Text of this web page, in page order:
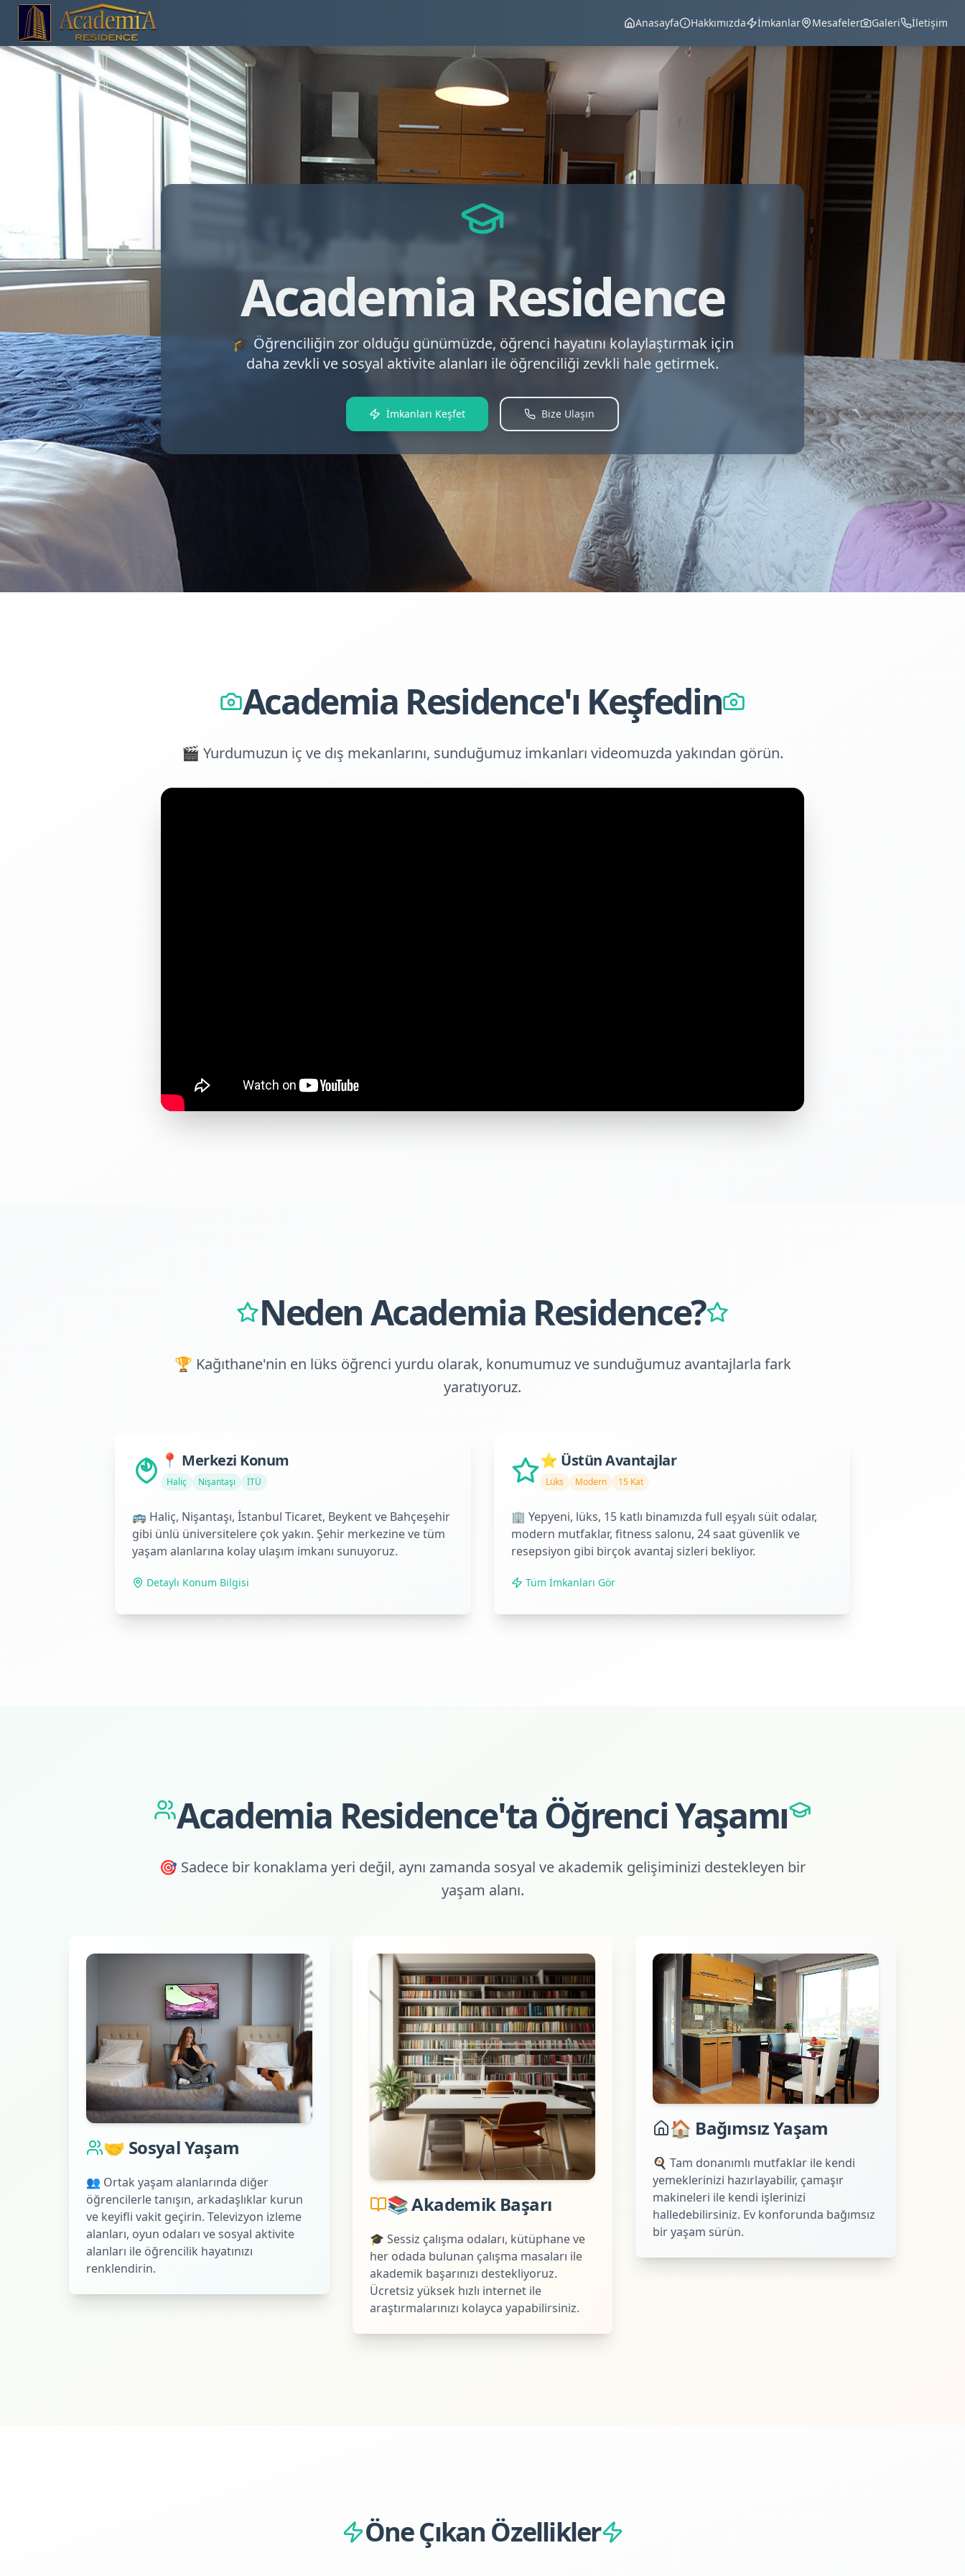
Academia Residence Anasayfa Hakkımızda İmkanlar Mesafeler Galeri İletişim
Academia Residence
🎓 Öğrenciliğin zor olduğu günümüzde, öğrenci hayatını kolaylaştırmak için
daha zevkli ve sosyal aktivite alanları ile öğrenciliği zevkli hale getirmek.
İmkanları Keşfet Bize Ulaşın
Academia Residence'ı Keşfedin
🎬 Yurdumuzun iç ve dış mekanlarını, sunduğumuz imkanları videomuzda yakından görün.
Neden Academia Residence?
🏆 Kağıthane'nin en lüks öğrenci yurdu olarak, konumumuz ve sunduğumuz avantajlarla fark
yaratıyoruz.
📍 Merkezi Konum
Haliç Nişantaşı İTÜ
🚌 Haliç, Nişantaşı, İstanbul Ticaret, Beykent ve Bahçeşehir
gibi ünlü üniversitelere çok yakın. Şehir merkezine ve tüm
yaşam alanlarına kolay ulaşım imkanı sunuyoruz.
Detaylı Konum Bilgisi
⭐ Üstün Avantajlar
Lüks Modern 15 Kat
🏢 Yepyeni, lüks, 15 katlı binamızda full eşyalı süit odalar,
modern mutfaklar, fitness salonu, 24 saat güvenlik ve
resepsiyon gibi birçok avantaj sizleri bekliyor.
Tüm İmkanları Gör
Academia Residence'ta Öğrenci Yaşamı
🎯 Sadece bir konaklama yeri değil, aynı zamanda sosyal ve akademik gelişiminizi destekleyen bir
yaşam alanı.
🤝 Sosyal Yaşam
👥 Ortak yaşam alanlarında diğer
öğrencilerle tanışın, arkadaşlıklar kurun
ve keyifli vakit geçirin. Televizyon izleme
alanları, oyun odaları ve sosyal aktivite
alanları ile öğrencilik hayatınızı
renklendirin.
📚 Akademik Başarı
🎓 Sessiz çalışma odaları, kütüphane ve
her odada bulunan çalışma masaları ile
akademik başarınızı destekliyoruz.
Ücretsiz yüksek hızlı internet ile
araştırmalarınızı kolayca yapabilirsiniz.
🏠 Bağımsız Yaşam
🍳 Tam donanımlı mutfaklar ile kendi
yemeklerinizi hazırlayabilir, çamaşır
makineleri ile kendi işlerinizi
halledebilirsiniz. Ev konforunda bağımsız
bir yaşam sürün.
Öne Çıkan Özellikler